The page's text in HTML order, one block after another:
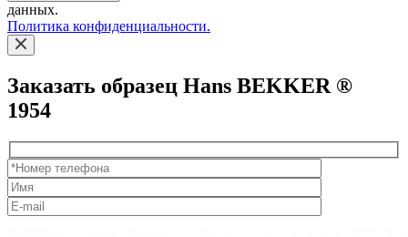
данных.
Политика конфиденциальности.
Заказать образец Hans BEKKER ®
1954